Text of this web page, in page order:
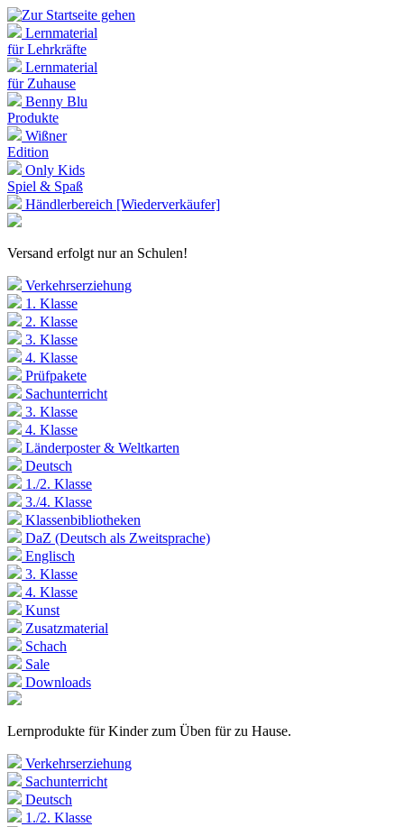
Lernmaterial
für Lehrkräfte
Lernmaterial
für Zuhause
Benny Blu
Produkte
Wißner
Edition
Only Kids
Spiel & Spaß
Händlerbereich [Wiederverkäufer]
Versand erfolgt nur an Schulen!
Verkehrserziehung
1. Klasse
2. Klasse
3. Klasse
4. Klasse
Prüfpakete
Sachunterricht
3. Klasse
4. Klasse
Länderposter & Weltkarten
Deutsch
1./2. Klasse
3./4. Klasse
Klassenbibliotheken
DaZ (Deutsch als Zweitsprache)
Englisch
3. Klasse
4. Klasse
Kunst
Zusatzmaterial
Schach
Sale
Downloads
Lernprodukte für Kinder zum Üben für zu Hause.
Verkehrserziehung
Sachunterricht
Deutsch
1./2. Klasse